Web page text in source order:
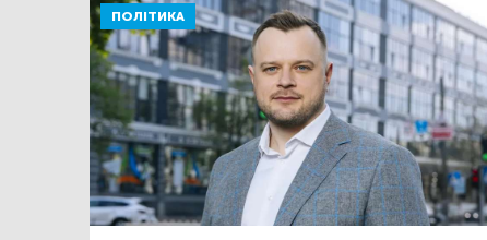
ПОЛІТИКА